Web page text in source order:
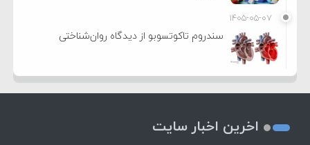
۱۴۰۵-۰۵-۰۷
سندروم تاکوتسوبو از دیدگاه روان‌شناختی
اخرین اخبار سایت